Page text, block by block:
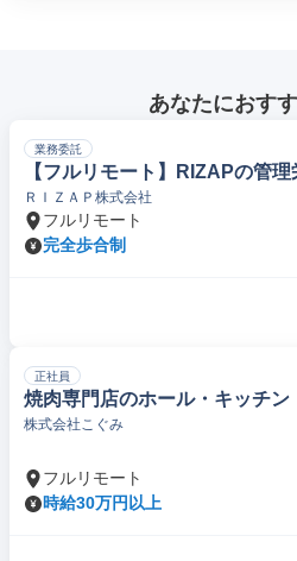
あなたにおす
業務委託
【フルリモート】RIZAPの管
ＲＩＺＡＰ株式会社
フルリモート
完全歩合制
正社員
焼肉専門店のホール・キッチン
株式会社こぐみ
フルリモート
時給30万円以上